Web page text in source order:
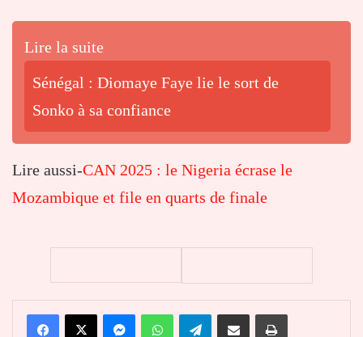
Lire la suite
Sénégal : Diomaye Faye lie le sort de
Sonko à sa confiance
Lire aussi-CAN 2025 : le Nigeria écrase le
Mozambique et file en quarts de finale
FacebookX MessengerWhatsAppTelegramPartager par email Imprimer